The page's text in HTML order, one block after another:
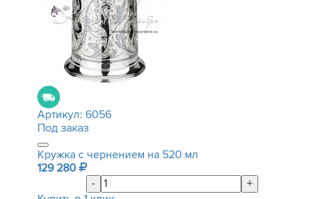
Артикул: 6056
Под заказ
Кружка с чернением на 520 мл
129 280
-
+